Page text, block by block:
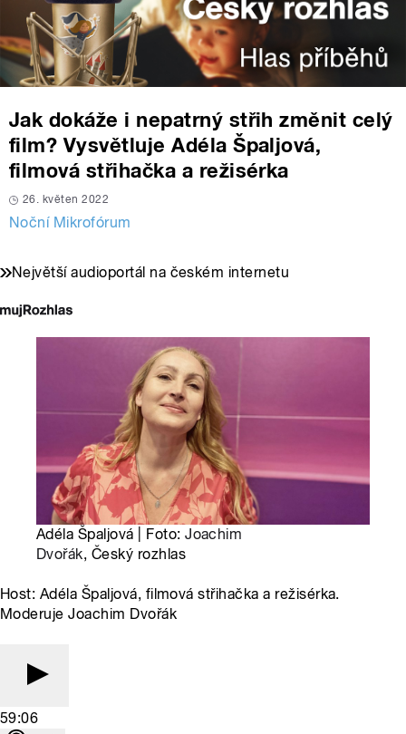
Jak dokáže i nepatrný střih změnit celý
film? Vysvětluje Adéla Špaljová,
filmová střihačka a režisérka
26. květen 2022
Noční Mikrofórum
Největší audioportál na českém internetu
Adéla Špaljová | Foto:Joachim
Dvořák, Český rozhlas
Host: Adéla Špaljová, filmová střihačka a režisérka.
Moderuje Joachim Dvořák
59:06